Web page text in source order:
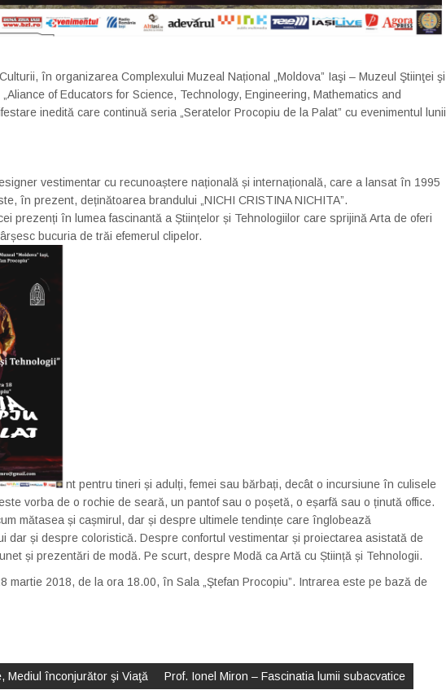
în organizarea Complexului Muzeal Național „Moldova” Iaşi – Muzeul Ştiinţei şi
of Educators for Science, Technology, Engineering, Mathematics and
inedită care continuă seria „Seratelor Procopiu de la Palat” cu evenimentul lunii
vestimentar cu recunoaștere națională și internațională, care a lansat în 1995
în prezent, deținătoarea brandului „NICHI CRISTINA NICHITA”.
prezenți în lumea fascinantă a Științelor și Tehnologiilor care sprijină Arta de oferi
bucuria de trăi efemerul clipelor.
nt pentru tineri și adulți, femei sau bărbați, decât o incursiune în culisele
vorba de o rochie de seară, un pantof sau o poșetă, o eșarfă sau o ținută office.
mătasea și cașmirul, dar și despre ultimele tendințe care înglobează
dar și despre coloristică. Despre confortul vestimentar și proiectarea asistată de
și prezentări de modă. Pe scurt, despre Modă ca Artă cu Știință și Tehnologii.
martie 2018, de la ora 18.00, în Sala „Ştefan Procopiu”. Intrarea este pe bază de
Mediul înconjurător şi Viaţă Prof. Ionel Miron – Fascinatia lumii subacvatice